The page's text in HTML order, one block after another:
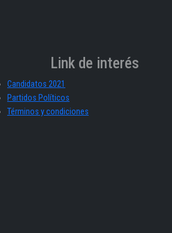
Link de interés
Candidatos 2021
Partidos Políticos
Términos y condiciones